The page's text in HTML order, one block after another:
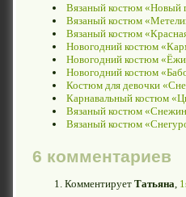
Вязаный костюм «Новый
Вязаный костюм
Вязаный костюм
Новогодний костюм
Новогодний костюм
Новогодний костюм
Костюм для девочки
Карнавальный костюм
Вязаный костюм
Вязаный костюм
6 комментариев
Комментирует Татьяна